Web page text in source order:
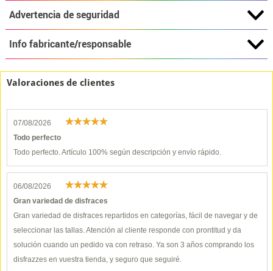
Advertencia de seguridad
Info fabricante/responsable
Valoraciones de clientes
07/08/2026
Todo perfecto
Todo perfecto. Artículo 100% según descripción y envío rápido.
06/08/2026
Gran variedad de disfraces
Gran variedad de disfraces repartidos en categorías, fácil de navegar y de
seleccionar las tallas. Atención al cliente responde con prontitud y da
solución cuando un pedido va con retraso. Ya son 3 años comprando los
disfrazzes en vuestra tienda, y seguro que seguiré.